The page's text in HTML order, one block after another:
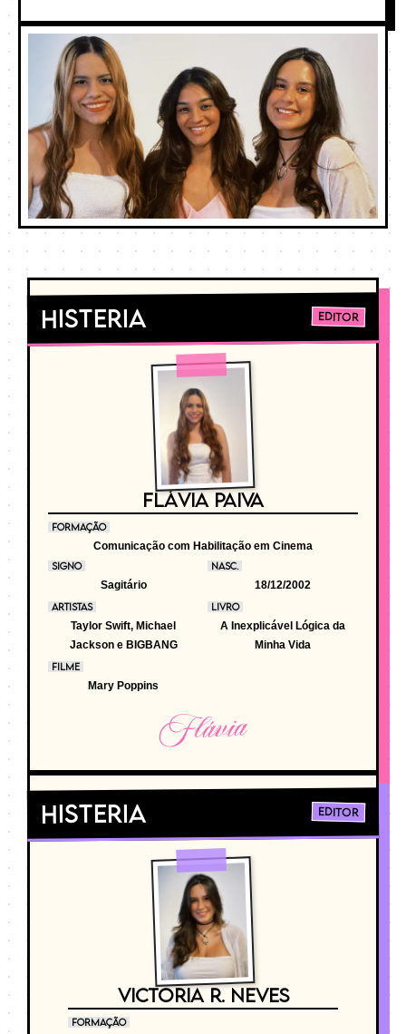
Histeria Editor
FLÁVIA PAIVA
FORMAÇÃO
Comunicação com Habilitação em Cinema
SIGNO
Sagitário
NASC.
18/12/2002
ARTISTAS
Taylor Swift, Michael
Jackson e BIGBANG
LIVRO
A Inexplicável Lógica da
Minha Vida
FILME
Mary Poppins
Flávia
Histeria Editor
VICTORIA R. NEVES
FORMAÇÃO